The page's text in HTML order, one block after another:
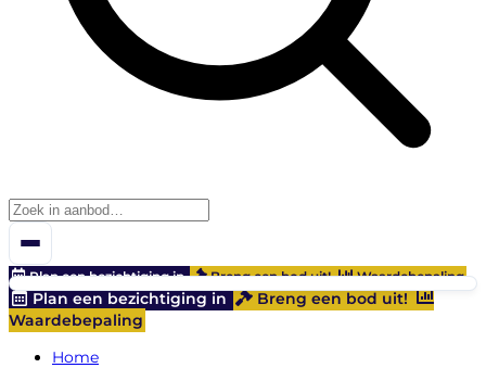
Plan een bezichtiging in Breng een bod uit! Waardebepaling
Plan een bezichtiging in
Breng een bod uit!
Waardebepaling
Home